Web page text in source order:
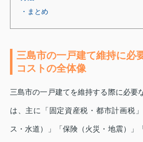
・まとめ
三島市の一戸建て維持に必
コストの全体像
三島市の一戸建てを維持する際に必要
は、主に「固定資産税・都市計画税
ス・水道）」「保険（火災・地震）」